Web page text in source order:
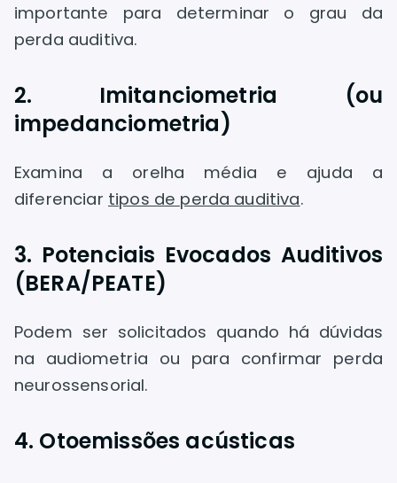
importante para determinar o grau da
perda auditiva.
2. Imitanciometria (ou
impedanciometria)
Examina a orelha média e ajuda a
diferenciar tipos de perda auditiva.
3. Potenciais Evocados Auditivos
(BERA/PEATE)
Podem ser solicitados quando há dúvidas
na audiometria ou para confirmar perda
neurossensorial.
4. Otoemissões acústicas